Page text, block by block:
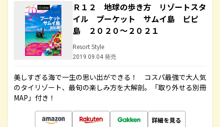
Ｒ１２ 地球の歩き方 リゾートスタ
イル プーケット サムイ島 ピピ
島 ２０２０～２０２１
Resort Style
2019.09.04 発売
美しすぎる海で一生の思い出ができる！ コスパ最強で大人気
のタイリゾート、最旬の楽しみ方を大解剖。「取り外せる別冊
MAP」付き！
詳細を見る